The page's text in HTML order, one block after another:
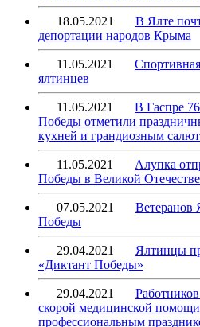
18.05.2021
В Ялте
депортации народов Крыма
11.05.2021
ялтинцев
11.05.2021
В Гаспре
Победы отметили
кухней и грандиозным
11.05.2021
Алупка
Победы в Великой
07.05.2021
Ветеранов
Победы
29.04.2021
Ялтинцы
«Диктант Победы»
29.04.2021
скорой медицинской
профессиональным